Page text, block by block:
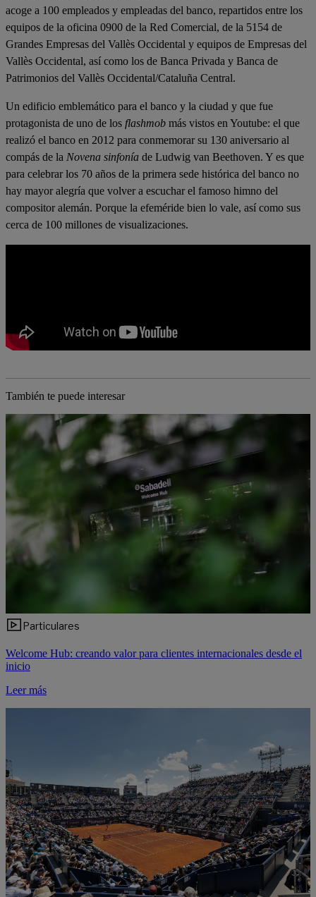
acoge a 100 empleados y empleadas del banco, repartidos entre los
equipos de la oficina 0900 de la Red Comercial, de la 5154 de
Grandes Empresas del Vallès Occidental y equipos de Empresas del
Vallès Occidental, así como los de Banca Privada y Banca de
Patrimonios del Vallès Occidental/Cataluña Central.
Un edificio emblemático para el banco y la ciudad y que fue
protagonista de uno de los flashmob más vistos en Youtube: el que
realizó el banco en 2012 para conmemorar su 130 aniversario al
compás de la Novena sinfonía de Ludwig van Beethoven. Y es que
para celebrar los 70 años de la primera sede histórica del banco no
hay mayor alegría que volver a escuchar el famoso himno del
compositor alemán. Porque la efeméride bien lo vale, así como sus
cerca de 100 millones de visualizaciones.
También te puede interesar
Particulares
Welcome Hub: creando valor para clientes internacionales desde el
inicio
Leer más